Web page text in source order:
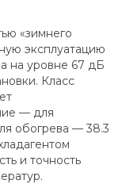
«зимнего
эксплуатацию
на уровне 67 дБ
Класс
— для
обогрева — 38.3
и точность